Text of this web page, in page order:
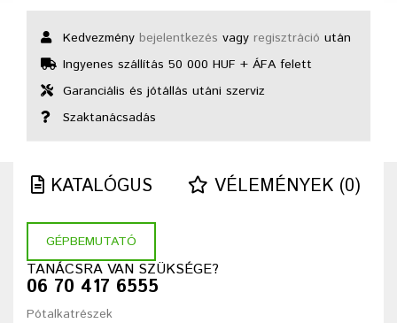
Kedvezmény bejelentkezés vagy regisztráció után
Ingyenes szállítás 50 000 HUF + ÁFA felett
Garanciális és jótállás utáni szerviz
Szaktanácsadás
KATALÓGUS VÉLEMÉNYEK (0)
GÉPBEMUTATÓ
TANÁCSRA VAN SZÜKSÉGE?
06 70 417 6555
Pótalkatrészek